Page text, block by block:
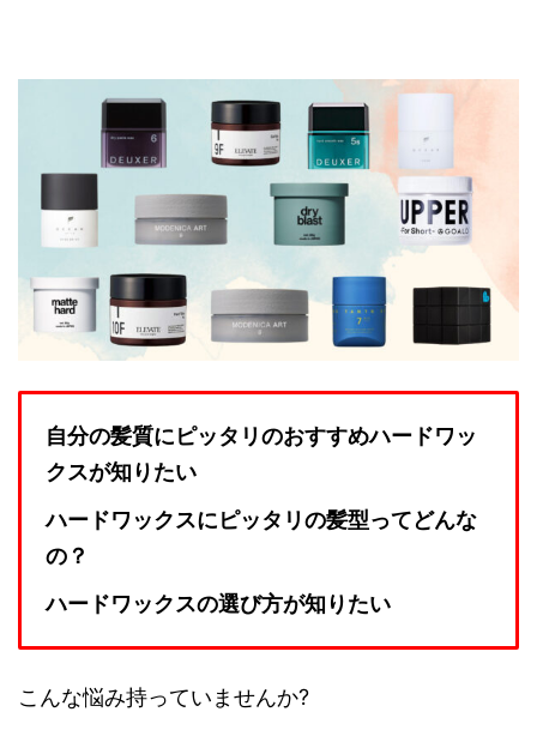
自分の髪質にピッタリのおすすめハードワッ
クスが知りたい
ハードワックスにピッタリの髪型ってどんな
の？
ハードワックスの選び方が知りたい
こんな悩み持っていませんか?